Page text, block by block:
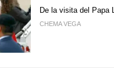
De la visita del Papa
CHEMA VEGA